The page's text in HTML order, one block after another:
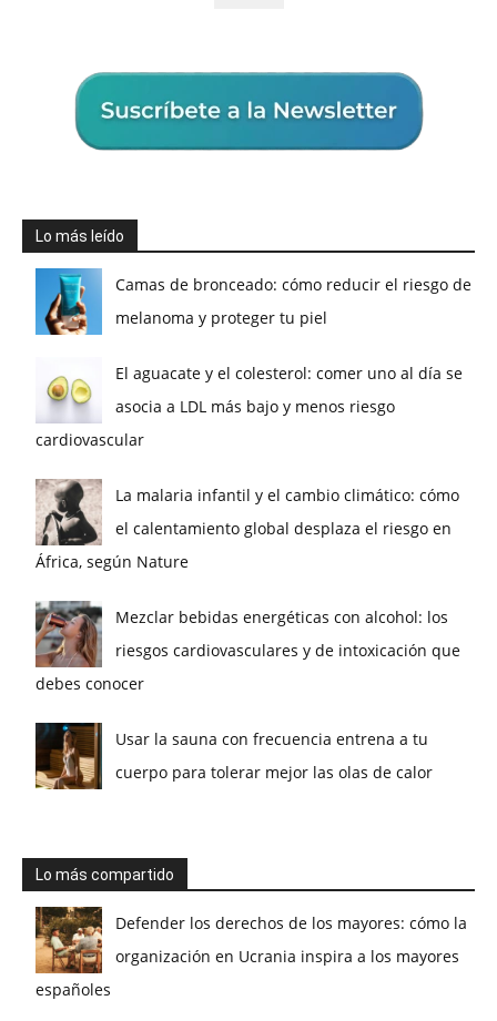
Lo más leído
Camas de bronceado: cómo reducir el riesgo de
melanoma y proteger tu piel
El aguacate y el colesterol: comer uno al día se
asocia a LDL más bajo y menos riesgo
cardiovascular
La malaria infantil y el cambio climático: cómo
el calentamiento global desplaza el riesgo en
África, según Nature
Mezclar bebidas energéticas con alcohol: los
riesgos cardiovasculares y de intoxicación que
debes conocer
Usar la sauna con frecuencia entrena a tu
cuerpo para tolerar mejor las olas de calor
Lo más compartido
Defender los derechos de los mayores: cómo la
organización en Ucrania inspira a los mayores
españoles